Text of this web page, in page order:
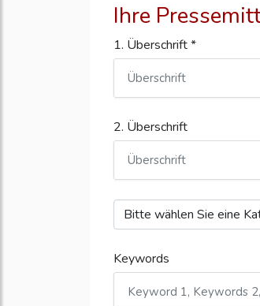
Ihre
1. Überschrift *
2. Überschrift
Keywords